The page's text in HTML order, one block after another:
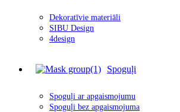
Dekoratīvie materiāli
SIBU Design
4design
Spoguļi
Spoguļi ar apgaismojumu
Spoguļi bez apgaismojuma